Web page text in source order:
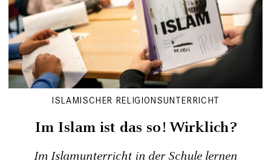
ISLAMISCHER RELIGIONSUNTERRICHT
Im Islam ist das so! Wirklich?
Im Islamunterricht in der Schule lernen